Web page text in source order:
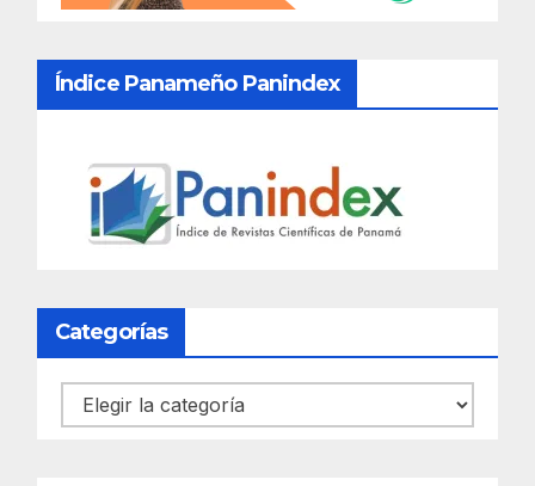
Índice Panameño Panindex
Categorías
Categorías